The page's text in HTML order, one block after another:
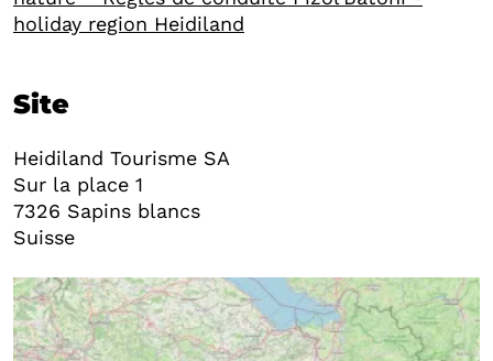
holiday region Heidiland
Site
Heidiland Tourisme SA
Sur la place 1
7326 Sapins blancs
Suisse